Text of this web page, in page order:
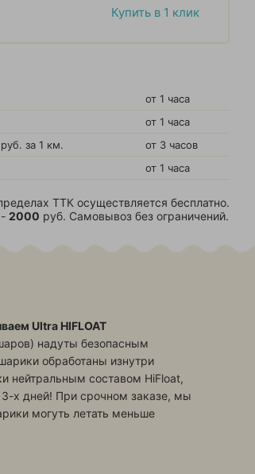
Купить в 1 клик
от 1 часа
от 1 часа
за 1 км.
от 3 часов
от 1 часа
ТТК осуществляется бесплатно.
2000 руб. Самовывоз без ограничений.
Ultra HIFLOAT
надуты безопасным
обработаны изнутри
нейтральным составом HiFloat,
3-х дней! При срочном заказе, мы
могуть летать меньше